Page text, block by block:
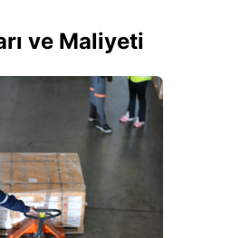
ve Maliyeti